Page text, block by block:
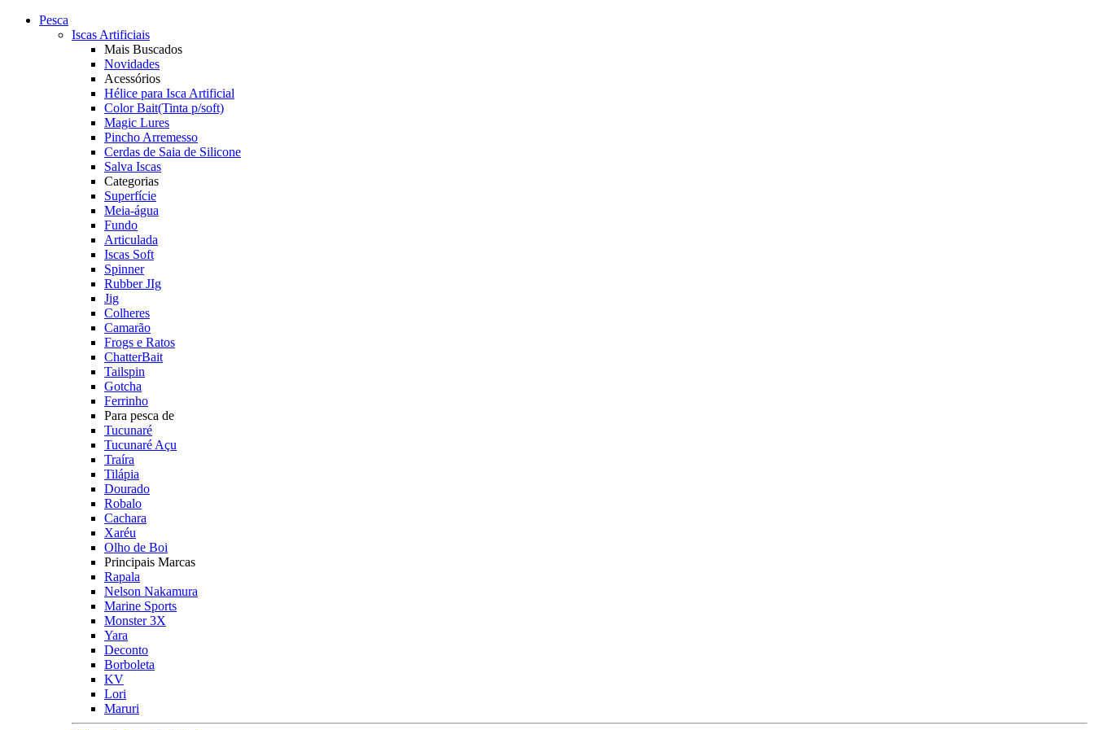
Pesca
Iscas Artificiais
Mais Buscados
Novidades
Acessórios
Hélice para Isca Artificial
Color Bait(Tinta p/soft)
Magic Lures
Pincho Arremesso
Cerdas de Saia de Silicone
Salva Iscas
Categorias
Superfície
Meia-água
Fundo
Articulada
Iscas Soft
Spinner
Rubber JIg
Jig
Colheres
Camarão
Frogs e Ratos
ChatterBait
Tailspin
Gotcha
Ferrinho
Para pesca de
Tucunaré
Tucunaré Açu
Traíra
Tilápia
Dourado
Robalo
Cachara
Xaréu
Olho de Boi
Principais Marcas
Rapala
Nelson Nakamura
Marine Sports
Monster 3X
Yara
Deconto
Borboleta
KV
Lori
Maruri